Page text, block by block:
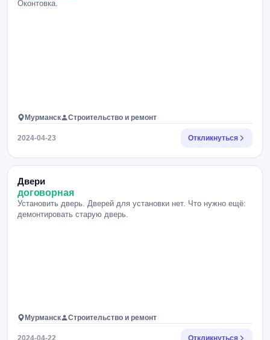
Оконтовка.
Мурманск Строительство и ремонт
2024-04-23 Откликнуться
Двери
договорная
Установить дверь. Дверей для установки нет. Что нужно ещё:
демонтировать старую дверь.
Мурманск Строительство и ремонт
2024-04-22 Откликнуться